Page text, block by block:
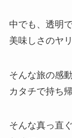
中でも、透明
美味しさのヤ
そんな旅の感
カタチで持ち
そんな真っ直